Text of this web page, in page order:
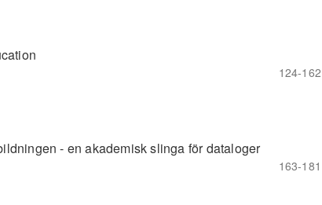
124-162
- en akademisk slinga för dataloger
163-181